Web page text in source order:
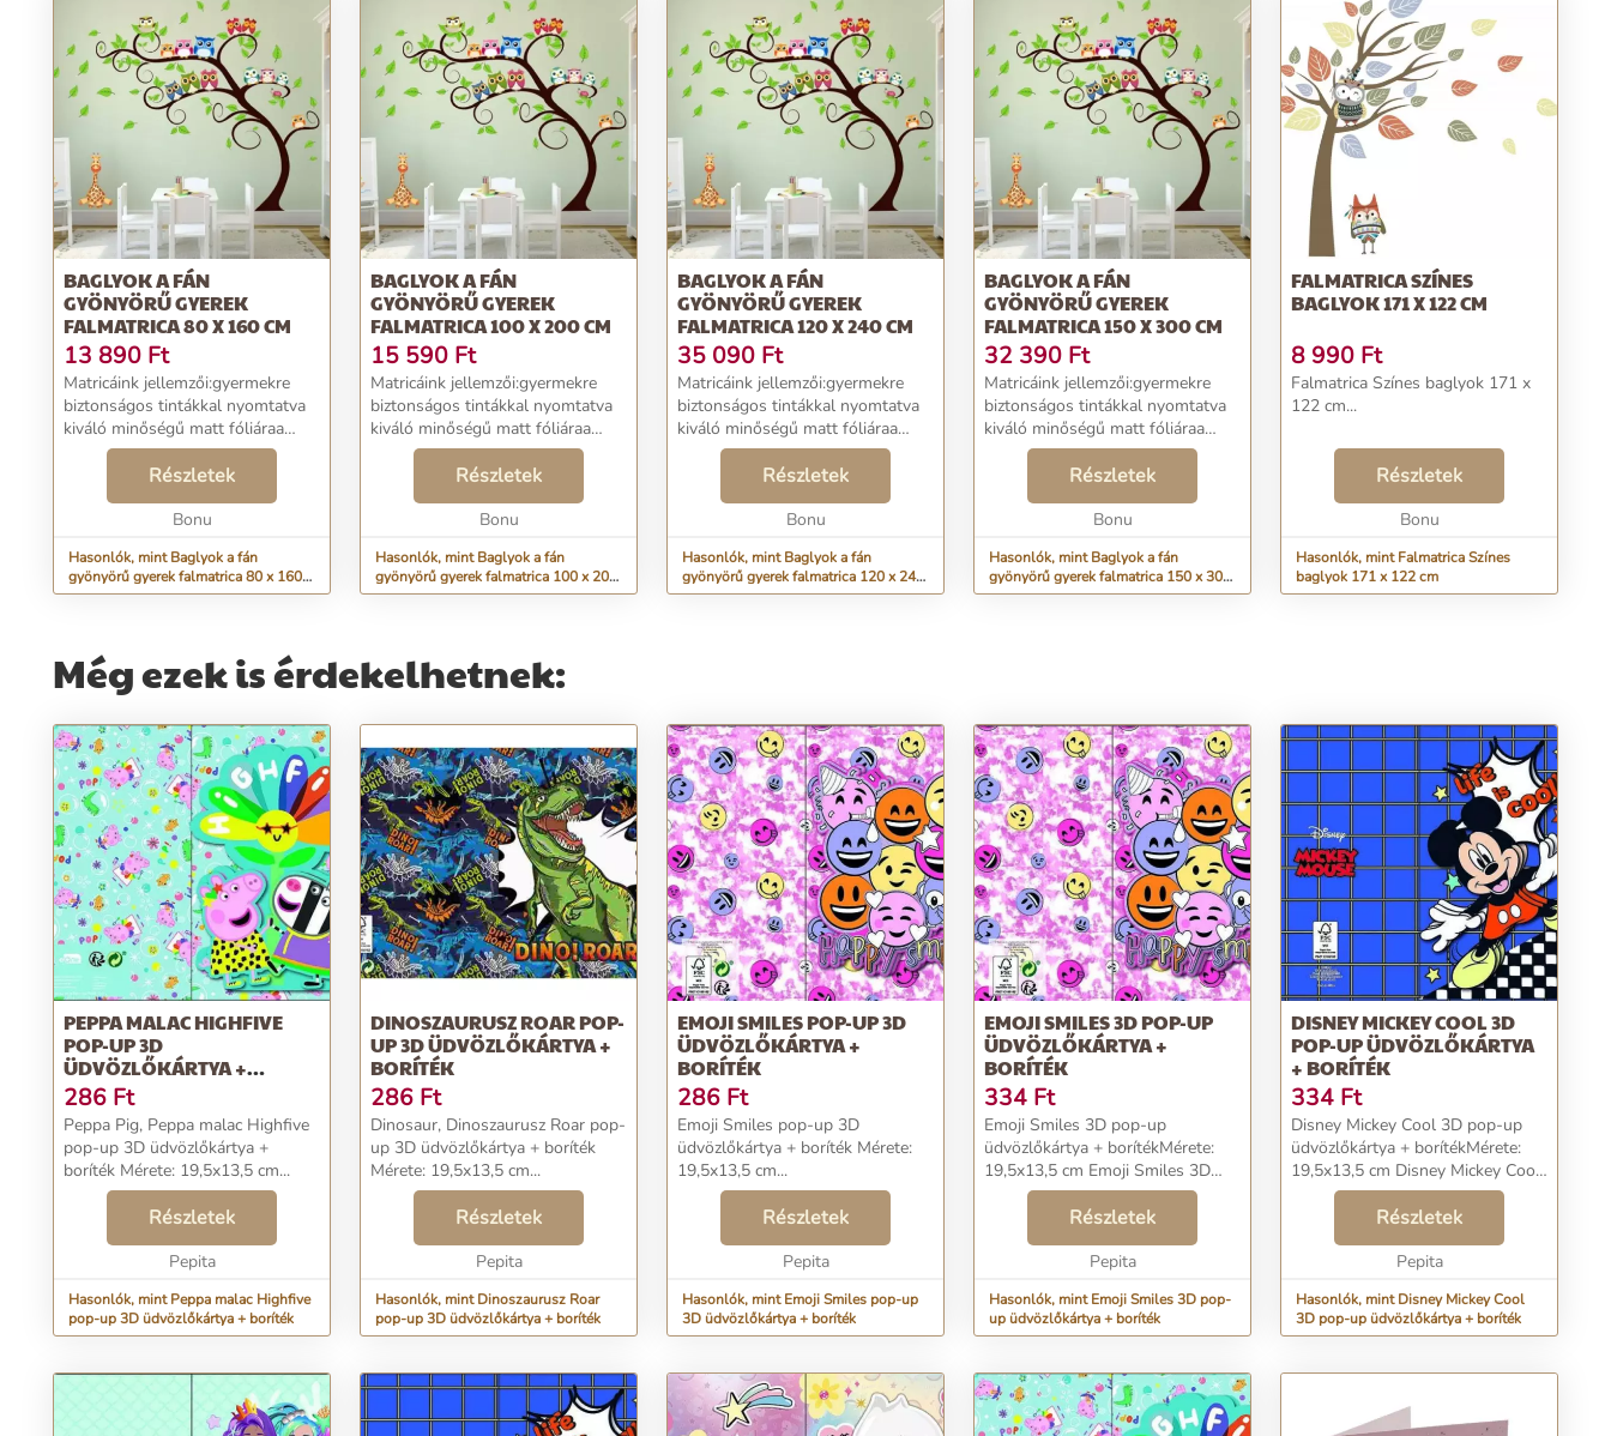
BAGLYOK A FÁN
GYÖNYÖRŰ GYEREK
FALMATRICA 80 X 160 CM
13 890 Ft
Matricáink jellemzői:gyermekre
biztonságos tintákkal nyomtatva
kiváló minőségű matt fóliáraa
kontúr mentén vágjuköntapadó -
ragasztóréteggel
rendelkeznekméret: több
méretszivaccsal vagy ronggyal
Részletek
Bonu
Hasonlók, mint Baglyok a fán
gyönyörű gyerek falmatrica 80 x 160
cm
BAGLYOK A FÁN
GYÖNYÖRŰ GYEREK
FALMATRICA 100 X 200 CM
15 590 Ft
Matricáink jellemzői:gyermekre
biztonságos tintákkal nyomtatva
kiváló minőségű matt fóliáraa
kontúr mentén vágjuköntapadó -
ragasztóréteggel
rendelkeznekméret: több
méretszivaccsal vagy ronggyal
Részletek
Bonu
Hasonlók, mint Baglyok a fán
gyönyörű gyerek falmatrica 100 x 200
cm
BAGLYOK A FÁN
GYÖNYÖRŰ GYEREK
FALMATRICA 120 X 240 CM
35 090 Ft
Matricáink jellemzői:gyermekre
biztonságos tintákkal nyomtatva
kiváló minőségű matt fóliáraa
kontúr mentén vágjuköntapadó -
ragasztóréteggel
rendelkeznekméret: több
méretszivaccsal vagy ronggyal
Részletek
Bonu
Hasonlók, mint Baglyok a fán
gyönyörű gyerek falmatrica 120 x 240
cm
BAGLYOK A FÁN
GYÖNYÖRŰ GYEREK
FALMATRICA 150 X 300 CM
32 390 Ft
Matricáink jellemzői:gyermekre
biztonságos tintákkal nyomtatva
kiváló minőségű matt fóliáraa
kontúr mentén vágjuköntapadó -
ragasztóréteggel
rendelkeznekméret: több
méretszivaccsal vagy ronggyal
Részletek
Bonu
Hasonlók, mint Baglyok a fán
gyönyörű gyerek falmatrica 150 x 300
cm
FALMATRICA SZÍNES
BAGLYOK 171 X 122 CM
8 990 Ft
Falmatrica Színes baglyok 171 x
122 cm...
Részletek
Bonu
Hasonlók, mint Falmatrica Színes
baglyok 171 x 122 cm
Még ezek is érdekelhetnek:
PEPPA MALAC HIGHFIVE
POP-UP 3D
ÜDVÖZLŐKÁRTYA +
BORÍTÉK
286 Ft
Peppa Pig, Peppa malac Highfive
pop-up 3D üdvözlőkártya +
boríték Mérete: 19,5x13,5 cm...
Részletek
Pepita
Hasonlók, mint Peppa malac Highfive
pop-up 3D üdvözlőkártya + boríték
DINOSZAURUSZ ROAR POP-
UP 3D ÜDVÖZLŐKÁRTYA +
BORÍTÉK
286 Ft
Dinosaur, Dinoszaurusz Roar pop-
up 3D üdvözlőkártya + boríték
Mérete: 19,5x13,5 cm...
Részletek
Pepita
Hasonlók, mint Dinoszaurusz Roar
pop-up 3D üdvözlőkártya + boríték
EMOJI SMILES POP-UP 3D
ÜDVÖZLŐKÁRTYA +
BORÍTÉK
286 Ft
Emoji Smiles pop-up 3D
üdvözlőkártya + boríték Mérete:
19,5x13,5 cm...
Részletek
Pepita
Hasonlók, mint Emoji Smiles pop-up
3D üdvözlőkártya + boríték
EMOJI SMILES 3D POP-UP
ÜDVÖZLŐKÁRTYA +
BORÍTÉK
334 Ft
Emoji Smiles 3D pop-up
üdvözlőkártya + borítékMérete:
19,5x13,5 cm Emoji Smiles 3D
pop-up üdvözlőkártya +
borítékMérete: 19,5x13,5 cm...
Részletek
Pepita
Hasonlók, mint Emoji Smiles 3D pop-
up üdvözlőkártya + boríték
DISNEY MICKEY COOL 3D
POP-UP ÜDVÖZLŐKÁRTYA
+ BORÍTÉK
334 Ft
Disney Mickey Cool 3D pop-up
üdvözlőkártya + borítékMérete:
19,5x13,5 cm Disney Mickey Cool
3D pop-up üdvözlőkártya +
borítékMérete: 19,5x13,5 cm...
Részletek
Pepita
Hasonlók, mint Disney Mickey Cool
3D pop-up üdvözlőkártya + boríték